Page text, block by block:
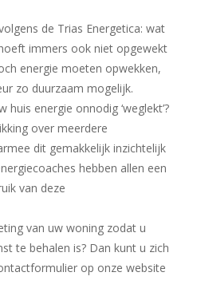
de Trias Energetica: wat
immers ook niet opgewekt
energie moeten opwekken,
zo duurzaam mogelijk.
energie onnodig ‘weglekt’?
over meerdere
dit gemakkelijk inzichtelijk
hebben allen een
van deze
van uw woning zodat u
te behalen is? Dan kunt u zich
op onze website